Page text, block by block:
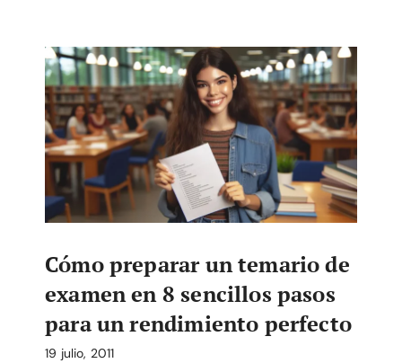
Cómo preparar un temario de
examen en 8 sencillos pasos
para un rendimiento perfecto
19 julio, 2011